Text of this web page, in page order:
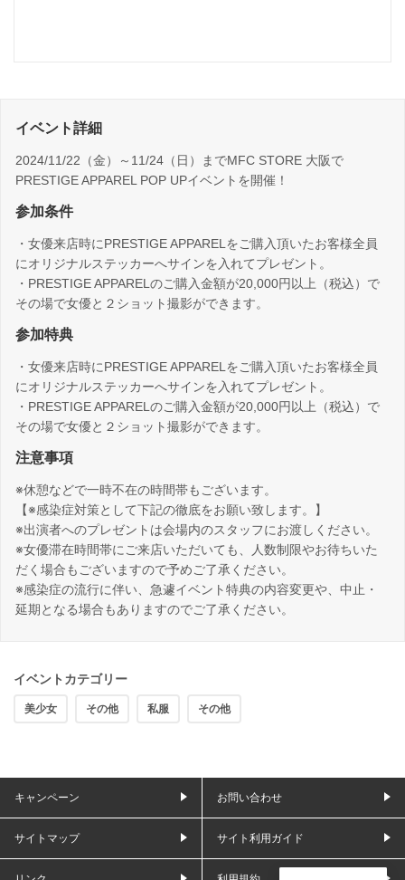
イベント詳細
2024/11/22（金）～11/24（日）までMFC STORE 大阪で
PRESTIGE APPAREL POP UPイベントを開催！
参加条件
・女優来店時にPRESTIGE APPARELをご購入頂いたお客様全員
にオリジナルステッカーへサインを入れてプレゼント。
・PRESTIGE APPARELのご購入金額が20,000円以上（税込）で
その場で女優と２ショット撮影ができます。
参加特典
・女優来店時にPRESTIGE APPARELをご購入頂いたお客様全員
にオリジナルステッカーへサインを入れてプレゼント。
・PRESTIGE APPARELのご購入金額が20,000円以上（税込）で
その場で女優と２ショット撮影ができます。
注意事項
※休憩などで一時不在の時間帯もございます。
【※感染症対策として下記の徹底をお願い致します。】
※出演者へのプレゼントは会場内のスタッフにお渡しください。
※女優滞在時間帯にご来店いただいても、人数制限やお待ちいた
だく場合もございますので予めご了承ください。
※感染症の流行に伴い、急遽イベント特典の内容変更や、中止・
延期となる場合もありますのでご了承ください。
イベントカテゴリー
美少女 その他 私服 その他
キャンペーン お問い合わせ
サイトマップ サイト利用ガイド